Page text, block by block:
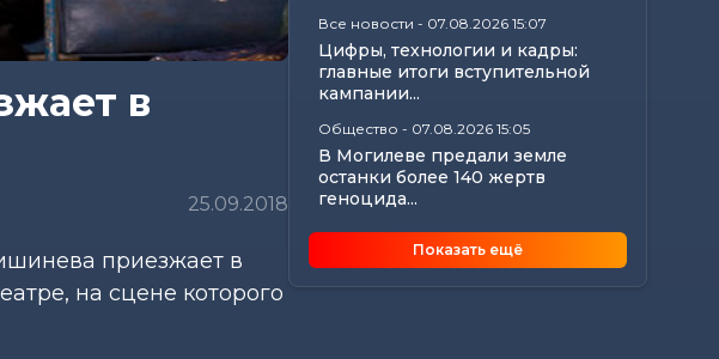
в
25.09.2018
приезжает в
на сцене которого
Все новости - 07.08.2026 15:07
Цифры, технологии и кадры:
главные итоги вступительной
кампании...
Общество - 07.08.2026 15:05
В Могилеве предали земле
останки более 140 жертв
геноцида...
Общество -07.08.2026 15:00
Погода 8 августа в Могилевской
области: не выше +24°С,
Показать ещё